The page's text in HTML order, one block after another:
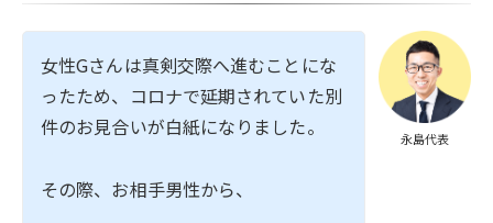
永島代表
女性Gさんは真剣交際へ進むことにな
ったため、コロナで延期されていた別
件のお見合いが白紙になりました。
その際、お相手男性から、